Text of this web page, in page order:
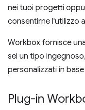
nei tuoi progetti
consentirne l'utilizzo
Workbox fornisce
sei un tipo
personalizzati in
Plug-in